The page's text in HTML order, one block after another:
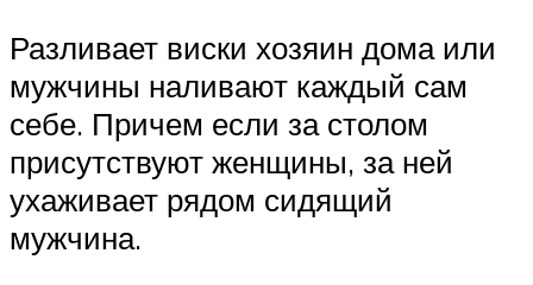
Разливает виски хозяин дома или
мужчины наливают каждый сам
себе. Причем если за столом
присутствуют женщины, за ней
ухаживает рядом сидящий
мужчина.